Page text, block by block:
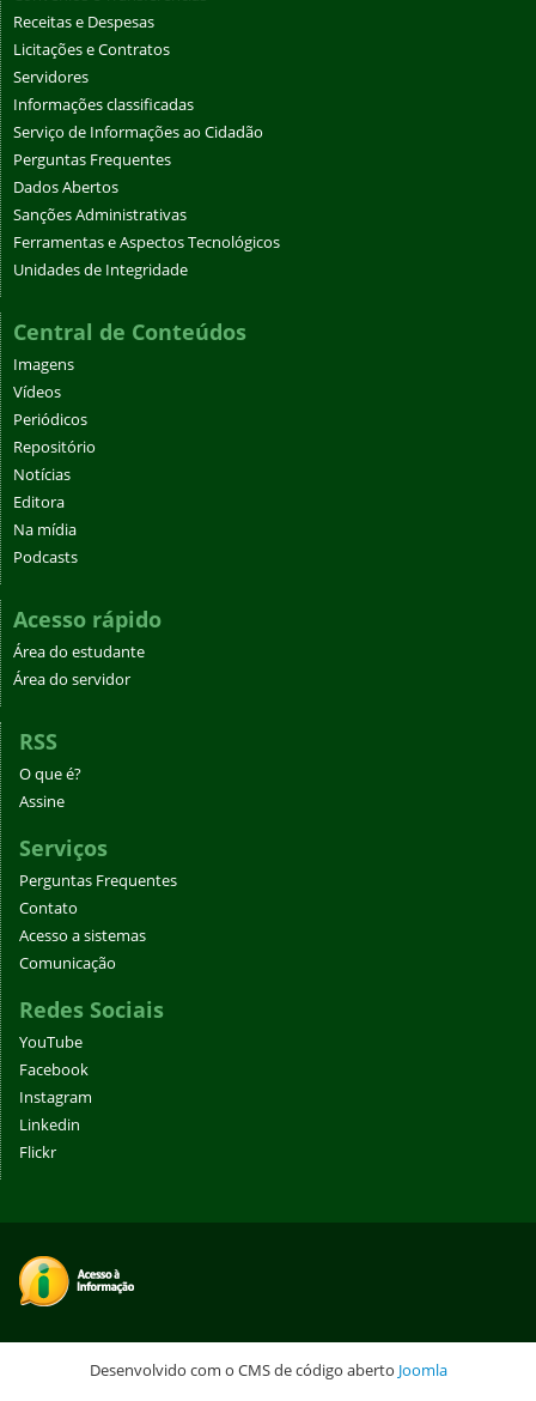
Receitas e Despesas
Licitações e Contratos
Servidores
Informações classificadas
Serviço de Informações ao Cidadão
Perguntas Frequentes
Dados Abertos
Sanções Administrativas
Ferramentas e Aspectos Tecnológicos
Unidades de Integridade
Central de Conteúdos
Imagens
Vídeos
Periódicos
Repositório
Notícias
Editora
Na mídia
Podcasts
Acesso rápido
Área do estudante
Área do servidor
RSS
O que é?
Assine
Serviços
Perguntas Frequentes
Contato
Acesso a sistemas
Comunicação
Redes Sociais
YouTube
Facebook
Instagram
Linkedin
Flickr
Desenvolvido com o CMS de código aberto Joomla